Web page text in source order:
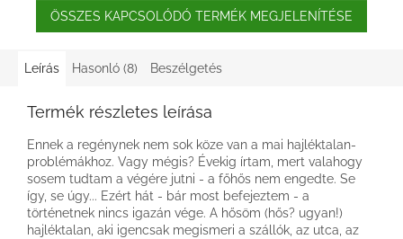
ÖSSZES KAPCSOLÓDÓ TERMÉK MEGJELENÍTÉSE
Leírás Hasonló (8) Beszélgetés
Termék részletes leírása
Ennek a regénynek nem sok köze van a mai hajléktalan-
problémákhoz. Vagy mégis? Évekig írtam, mert valahogy
sosem tudtam a végére jutni - a főhős nem engedte. Se
így, se úgy... Ezért hát - bár most befejeztem - a
történetnek nincs igazán vége. A hősöm (hős? ugyan!)
hajléktalan, aki igencsak megismeri a szállók, az utca, az